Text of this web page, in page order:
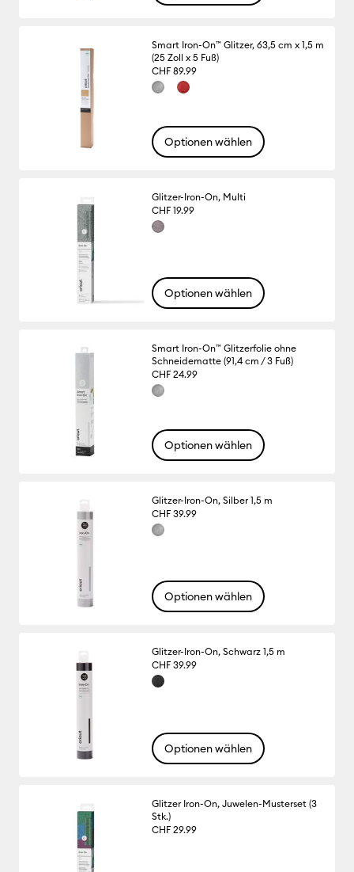
Smart Iron-On™ Glitzer, 63,5 cm x 1,5 m
(25 Zoll x 5 Fuß)
CHF 89.99
Optionen wählen
Glitzer-Iron-On, Multi
CHF 19.99
Optionen wählen
Smart Iron-On™ Glitzerfolie ohne
Schneidematte (91,4 cm / 3 Fuß)
CHF 24.99
Optionen wählen
Glitzer-Iron-On, Silber 1,5 m
CHF 39.99
Optionen wählen
Glitzer-Iron-On, Schwarz 1,5 m
CHF 39.99
Optionen wählen
Glitzer Iron-On, Juwelen-Musterset (3
Stk.)
CHF 29.99